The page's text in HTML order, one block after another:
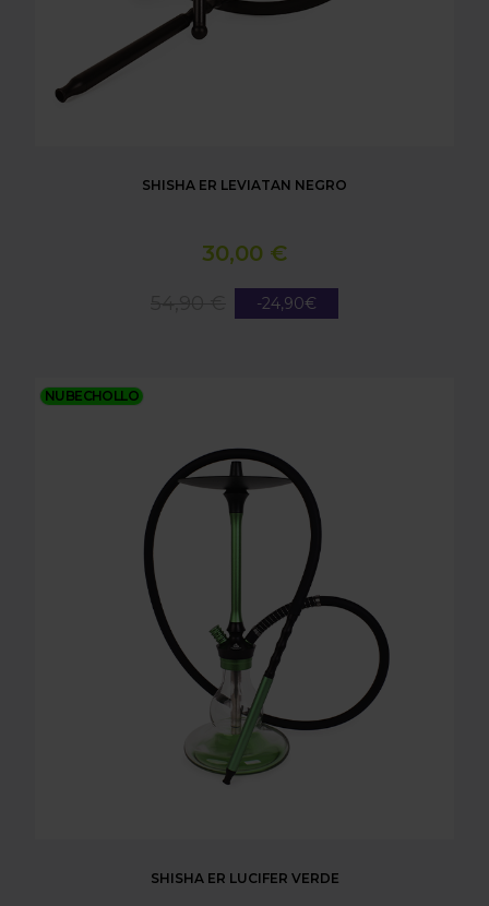
SHISHA ER LEVIATAN NEGRO
30,00 €
-24,90€
NUBECHOLLO
SHISHA ER LUCIFER VERDE
SHISHA ER LUCIFER VERDE